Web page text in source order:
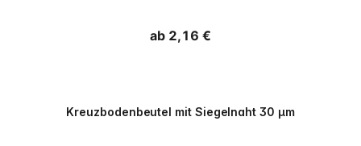
Normaler Preis
ab 2,16 €
Kreuzbodenbeutel mit Siegelnaht 30 µm